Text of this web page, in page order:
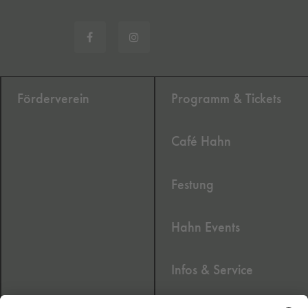
Förderverein Programm & Tickets
Café Hahn
Festung
Hahn Events
Infos & Service